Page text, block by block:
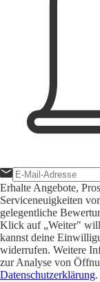
Erhalte Angebote,
Serviceneuigkeiten
gelegentliche
Klick auf „Weiter"
kannst deine
widerrufen. Weitere
zur Analyse von
Datenschutzerklärung.